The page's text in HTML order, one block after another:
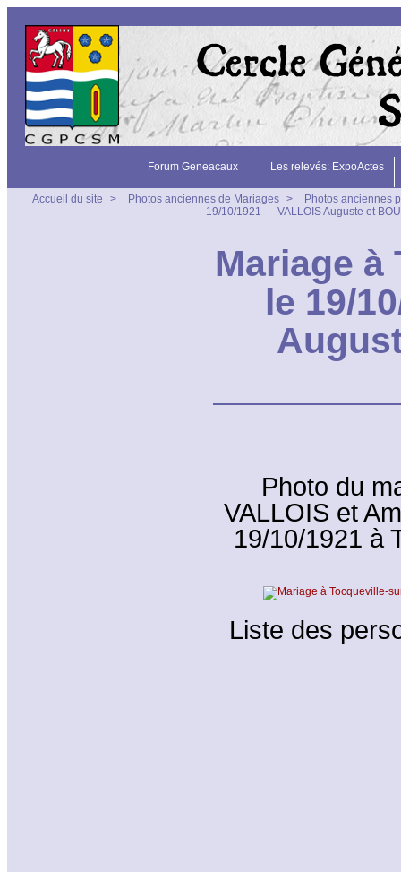
Forum Geneacaux Les relevés: ExpoActes
Accueil du site > Photos anciennes de Mariages >
Photos anciennes
19/10/1921 — VALLOIS Auguste et
Mariage à
le 19/
Photo du
VALLOIS et
19/10/1921 à
Liste des